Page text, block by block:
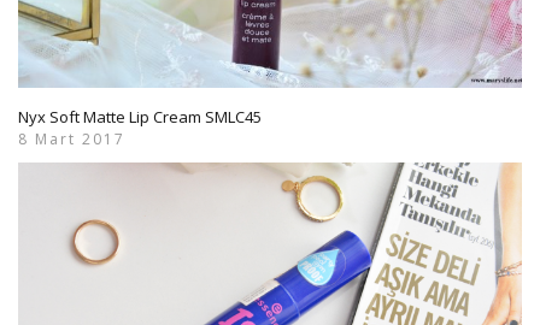
Nyx Soft Matte Lip Cream SMLC45
8 Mart 2017